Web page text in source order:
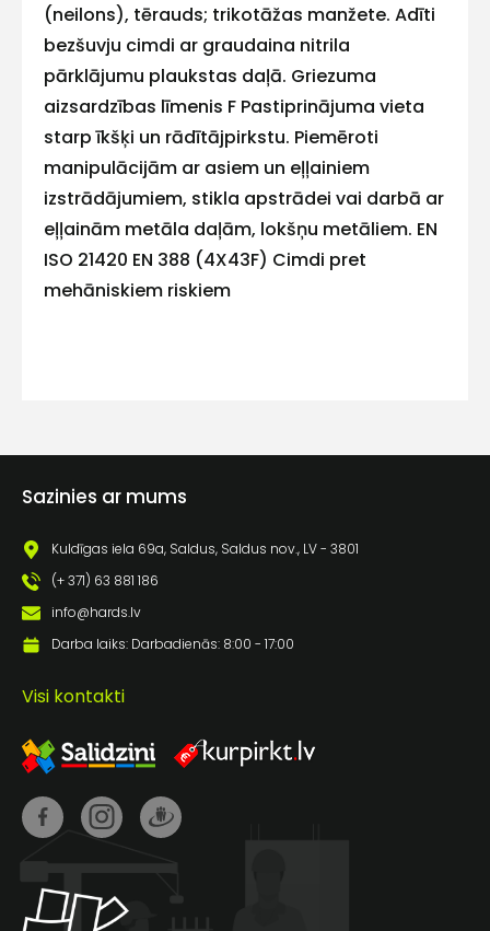
(neilons), tērauds; trikotāžas manžete. Adīti
bezšuvju cimdi ar graudaina nitrila
pārklājumu plaukstas daļā. Griezuma
aizsardzības līmenis F Pastiprinājuma vieta
starp īkšķi un rādītājpirkstu. Piemēroti
manipulācijām ar asiem un eļļainiem
izstrādājumiem, stikla apstrādei vai darbā ar
eļļainām metāla daļām, lokšņu metāliem. EN
ISO 21420 EN 388 (4X43F) Cimdi pret
mehāniskiem riskiem
Sazinies ar mums
Kuldīgas iela 69a, Saldus, Saldus nov., LV - 3801
(+ 371) 63 881 186
info@hards.lv
Darba laiks: Darbadienās: 8:00 - 17:00
Visi kontakti
Kontakttālrunis
Ziņojums
Piekrītu saņemt
Klientu
Darbdienās: